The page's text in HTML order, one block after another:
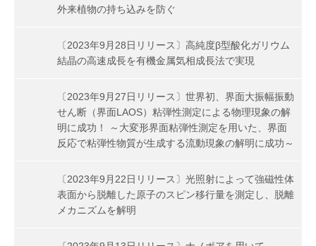
外来植物の持ち込みを防ぐ
〔2023年9月28日リリース〕高純度β型酸化ガリウム
結晶の高速成長を有機金属気相成長法で実現
〔2023年9月27日リリース〕世界初、界面大振幅振動
せん断（界面LAOS）粘弾性測定による物理現象の解
明に成功！ ～大変形界面粘弾性測定を用いた、界面
反応で粘弾性物質が生成する流動現象の解明に成功～
〔2023年9月22日リリース〕光照射によって強磁性体
表面から脱離した原子のスピン移行量を測定し、脱離
メカニズムを解明